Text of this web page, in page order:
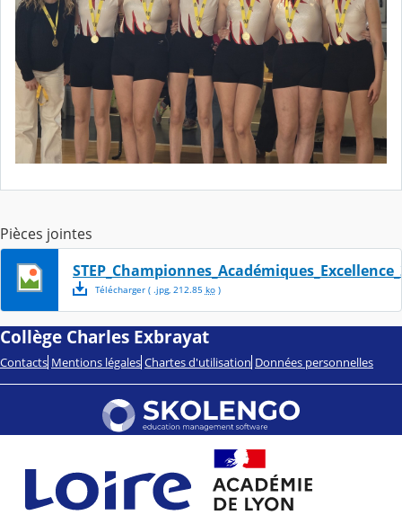
Pièces jointes
Télécharger( .jpg, 212.85 ko)
Collège Charles Exbrayat
Contacts Mentions légales Chartes d'utilisation Données personnelles